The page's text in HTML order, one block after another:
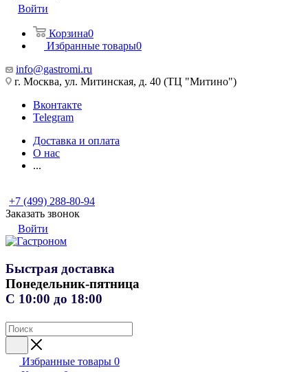
Войти
Корзина0
Избранные товары0
info@gastromi.ru
г. Москва, ул. Митинская, д. 40 (ТЦ "Митино")
Вконтакте
Telegram
Доставка и оплата
О нас
...
+7 (499) 288-80-94
Заказать звонок
Войти
Быстрая доставка
Понедельник-пятница
С 10:00 до 18:00
Избранные товары 0